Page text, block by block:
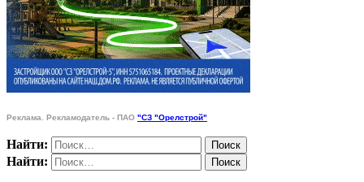
Реклама. Рекламодатель - ПАО "СЗ "Орелстрой"
Найти:
Найти: